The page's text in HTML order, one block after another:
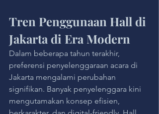
Tren Penggunaan Hall di
Jakarta di Era Modern
Dalam beberapa tahun terakhir,
preferensi penyelenggaraan acara di
Jakarta mengalami perubahan
signifikan. Banyak penyelenggara kini
mengutamakan konsep efisien,